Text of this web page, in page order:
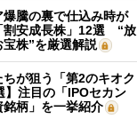
爆騰の裏で仕込み時が
割安成長株」12選 “放
株”を厳選解説
ちが狙う「第2のキオク
】注目の「IPOセカン
銘柄」を一挙紹介